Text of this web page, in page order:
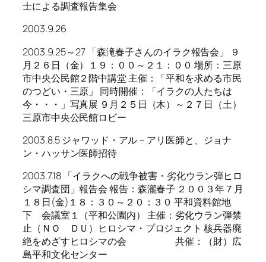
士による調査報告集会
2003.9.26
2003.9.25～27 「森滝春子さんのイラク報告会」 ９
月２６日（金）１９：００～２１：００ 場所：三原
市中央公民館２階中講堂 主催：「平和を求める市民
のつどい・三原」 同時開催：「イラクの人たちは
今・・・」写真展 ９月２５日（木）～２７日（土）
三原市中央公民館ロビー
2003.8.5 ジャワッド・アル－アリ医師と、ジョナ
ン・ハッサン医師招待
2003.7.18 「イラクへの戦争被害・劣化ウラン弾ヒロ
シマ調査団」報告会 報告：森瀧春子 ２００３年７月
１８日(金)１８：３０～２０：３０ 平和資料館地
下 会議室１（平和公園内） 主催：劣化ウラン弾禁
止（ＮＯ ＤＵ）ヒロシマ・プロジェクト 核兵器廃
絶をめざすヒロシマの会 共催：（財）広
島平和文化センター